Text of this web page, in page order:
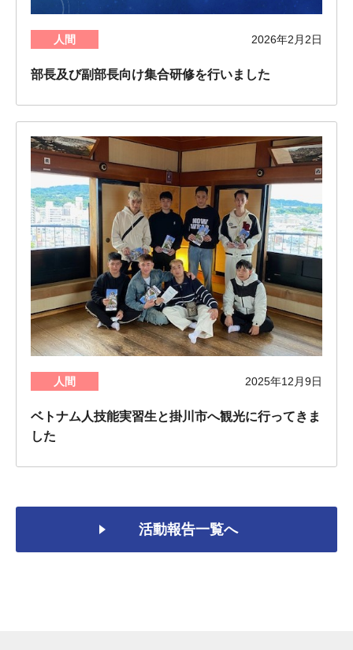
人間 2026年2月2日
部長及び副部長向け集合研修を行いました
人間 2025年12月9日
ベトナム人技能実習生と掛川市へ観光に行ってきま
した
活動報告一覧へ